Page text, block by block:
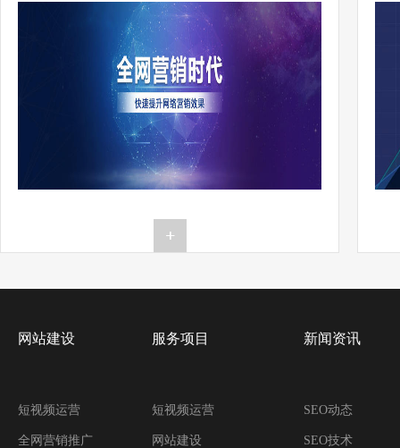
网站建设
短视频运营
全网营销推广
服务项目
短视频运营
网站建设
新闻资讯
SEO动态
SEO技术